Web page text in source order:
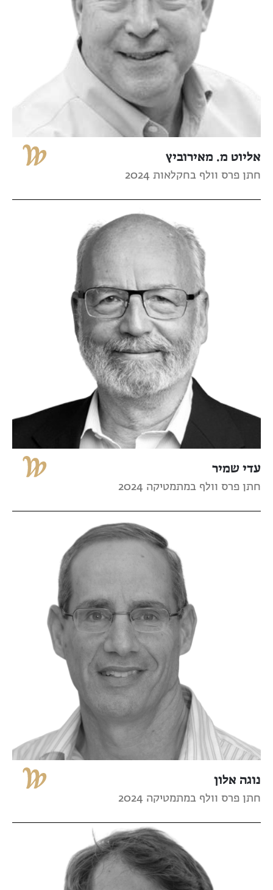
אליוט מ. מאירוביץ
חתן פרס וולף בחקלאות 2024
עדי שמיר
חתן פרס וולף במתמטיקה 2024
נוגה אלון
חתן פרס וולף במתמטיקה 2024